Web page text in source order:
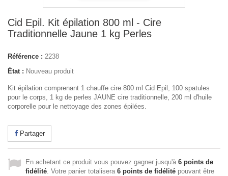
Cid Epil. Kit épilation 800 ml - Cire
Traditionnelle Jaune 1 kg Perles
Référence : 2238
État : Nouveau produit
Kit épilation comprenant 1 chauffe cire 800 ml Cid Epil, 100 spatules
pour le corps, 1 kg de perles JAUNE cire traditionnelle, 200 ml d'huile
corporelle pour le nettoyage des zones épilées.
Partager
En achetant ce produit vous pouvez gagner jusqu'à 6 points de
fidélité. Votre panier totalisera 6 points de fidélité pouvant être